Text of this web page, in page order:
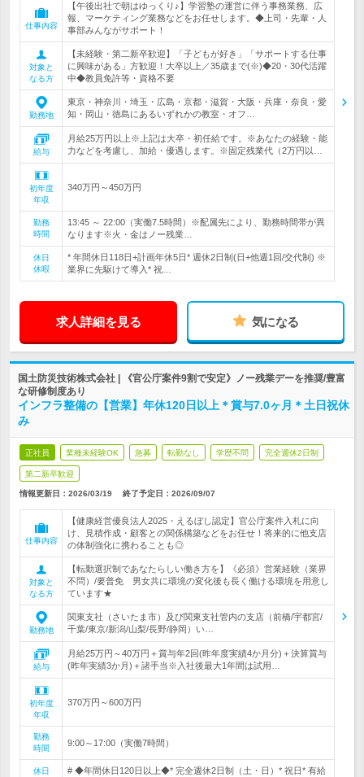
仕事内容
【午後出社で朝はゆっくり♪】学習塾の運営に伴う事務業務、広
報、マーケティング業務などをお任せします。◆上司・先輩・人
事部みんながサポート！
対象と
なる方
【未経験・第二新卒歓迎】「子どもが好き」「サポートする仕事
に興味がある」方歓迎！大卒以上／35歳まで(※)◆20・30代活躍
中◆教員免許等・資格不要
勤務地
東京・神奈川・埼玉・広島・京都・滋賀・大阪・兵庫・奈良・愛
知・岡山・徳島にあるいずれかの教室・オフ…
給与
月給25万円以上※上記は大卒・初任給です。※あなたの経験・能
力などを考慮し、加給・優遇します。※固定残業代（2万円以…
初年度
年収
340万円～450万円
勤務
時間
13:45 ～ 22:00（実働7.5時間）※配属先により、勤務時間帯が異
なります※火・金はノー残業…
休日
休暇
* 年間休日118日+計画年休5日* 週休2日制(日+他週1回/交代制) ※
業界に先駆けて導入* 祝…
求人詳細を見る 気になる
国土防災技術株式会社 | 《官公庁案件9割で安定》ノー残業デーを推奨/豊富
な研修制度あり
インフラ整備の【営業】年休120日以上＊賞与7.0ヶ月＊土日祝休
み
正社員 業種未経験OK 急募 転勤なし 学歴不問 完全週休2日制
第二新卒歓迎
情報更新日：2026/03/19 終了予定日： 2026/09/07
仕事内容
【健康経営優良法人2025・えるぼし認定】官公庁案件入札に向
け、見積作成・顧客との関係構築などをお任せ！将来的に他支店
の体制強化に携わることも◎
対象と
なる方
【転勤選択制であなたらしい働き方を】《必須》営業経験（業界
不問）/要普免 男女共に環境の変化後も長く働ける環境を用意し
ています★
勤務地
関東支社（さいたま市）及び関東支社管内の支店（前橋/宇都宮/
千葉/東京/新潟/山梨/長野/静岡）い…
給与
月給25万円～40万円＋賞与年2回(昨年度実績4か月分)＋決算賞与
(昨年実績3か月)＋諸手当※入社後最大1年間は試用…
初年度
年収
370万円～600万円
勤務
時間
9:00～17:00（実働7時間）
休日
# ◆年間休日120日以上◆* 完全週休2日制（土・日）* 祝日* 有給